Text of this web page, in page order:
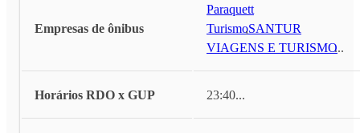
Empresas de ônibus
Paraquett
Turismo,SANTUR
VIAGENS E TURISMO...
Horários RDO x GUP 23:40...